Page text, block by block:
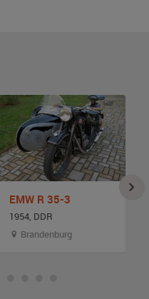
EMW R 35-3
1954, DDR
Brandenburg